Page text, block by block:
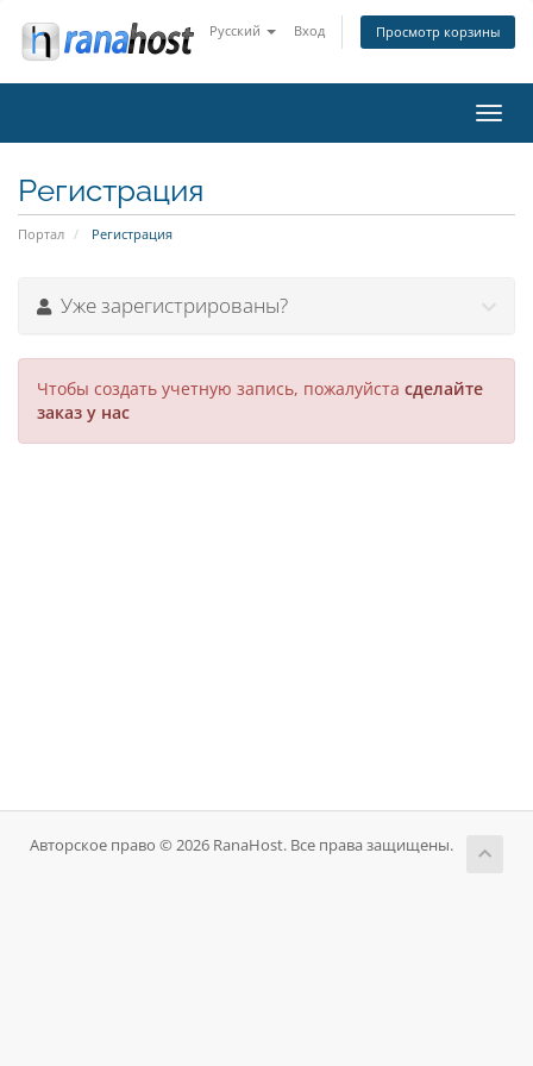
Русский Вход Просмотр корзины
Регистрация
Портал Регистрация
Уже зарегистрированы?
Чтобы создать учетную запись, пожалуйста сделайте
заказ у нас
Авторское право © 2026 RanaHost. Все права защищены.